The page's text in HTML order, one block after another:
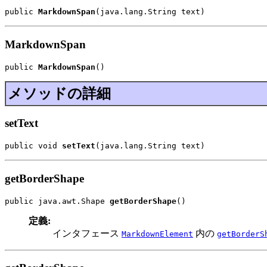
public MarkdownSpan (java.lang.String text)
MarkdownSpan
public MarkdownSpan ()
メソッドの詳細
setText
public void setText (java.lang.String text)
getBorderShape
public java.awt.Shape getBorderShape()
定義:
インタフェース MarkdownElement 内の